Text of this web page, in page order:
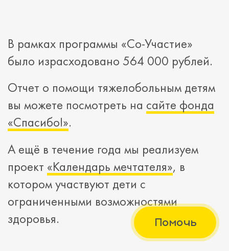
В рамках программы «Со-Участие»
было израсходовано 564 000 рублей.
Отчет о помощи тяжелобольным детям
вы можете посмотреть на сайте фонда
«Спасибо!».
А ещё в течение года мы реализуем
проект «Календарь мечтателя», в
котором участвуют дети с
ограниченными возможностями
здоровья.
Помочь